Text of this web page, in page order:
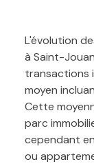
L'évolution
à Saint-
transactions
moyen
Cette
parc
cependant
ou